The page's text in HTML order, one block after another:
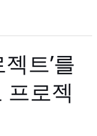
트’를
프로젝